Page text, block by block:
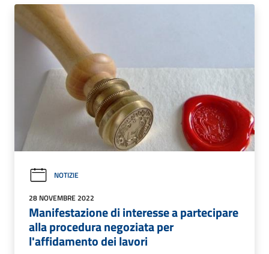
NOTIZIE
28 NOVEMBRE 2022
Manifestazione di interesse a partecipare
alla procedura negoziata per
l'affidamento dei lavori